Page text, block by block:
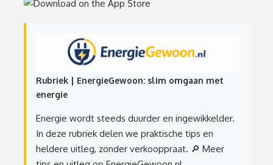
Rubriek | EnergieGewoon: slim omgaan met
energie
Energie wordt steeds duurder en ingewikkelder.
In deze rubriek delen we praktische tips en
heldere uitleg, zonder verkooppraat. 🔎 Meer